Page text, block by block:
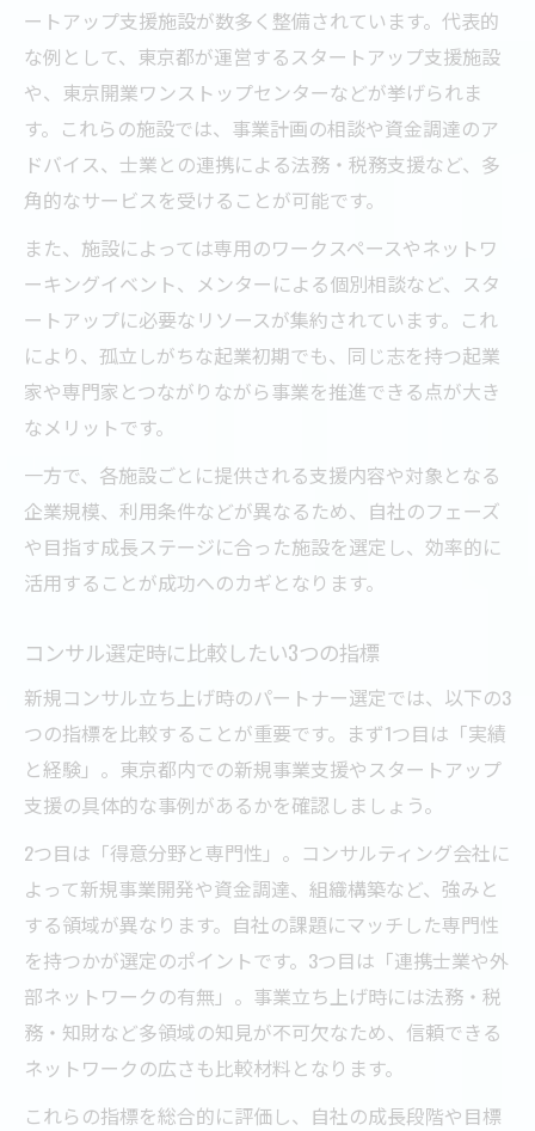
ートアップ支援施設が数多く整備されています。代表的
な例として、東京都が運営するスタートアップ支援施設
や、東京開業ワンストップセンターなどが挙げられま
す。これらの施設では、事業計画の相談や資金調達のア
ドバイス、士業との連携による法務・税務支援など、多
角的なサービスを受けることが可能です。
また、施設によっては専用のワークスペースやネットワ
ーキングイベント、メンターによる個別相談など、スタ
ートアップに必要なリソースが集約されています。これ
により、孤立しがちな起業初期でも、同じ志を持つ起業
家や専門家とつながりながら事業を推進できる点が大き
なメリットです。
一方で、各施設ごとに提供される支援内容や対象となる
企業規模、利用条件などが異なるため、自社のフェーズ
や目指す成長ステージに合った施設を選定し、効率的に
活用することが成功へのカギとなります。
コンサル選定時に比較したい3つの指標
新規コンサル立ち上げ時のパートナー選定では、以下の3
つの指標を比較することが重要です。まず1つ目は「実績
と経験」。東京都内での新規事業支援やスタートアップ
支援の具体的な事例があるかを確認しましょう。
2つ目は「得意分野と専門性」。コンサルティング会社に
よって新規事業開発や資金調達、組織構築など、強みと
する領域が異なります。自社の課題にマッチした専門性
を持つかが選定のポイントです。3つ目は「連携士業や外
部ネットワークの有無」。事業立ち上げ時には法務・税
務・知財など多領域の知見が不可欠なため、信頼できる
ネットワークの広さも比較材料となります。
これらの指標を総合的に評価し、自社の成長段階や目標